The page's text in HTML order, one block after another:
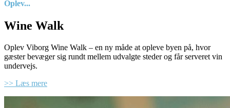
Oplev...
Wine Walk
Oplev Viborg Wine Walk – en ny måde at opleve byen på, hvor
gæster bevæger sig rundt mellem udvalgte steder og får serveret vin
undervejs.
>> Læs mere